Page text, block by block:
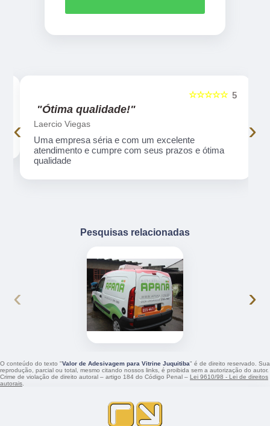
5
☆☆☆☆☆
"Ótima qualidade!"
Laercio Viegas
Uma empresa séria e com um excelente
atendimento e cumpre com seus prazos e ótima
qualidade
‹ ›
Pesquisas relacionadas
‹ ›
O conteúdo do texto "Valor de Adesivagem para Vitrine Juquitiba" é de direito reservado. Sua
reprodução, parcial ou total, mesmo citando nossos links, é proibida sem a autorização do autor.
Crime de violação de direito autoral – artigo 184 do Código Penal – Lei 9610/98 - Lei de direitos
autorais